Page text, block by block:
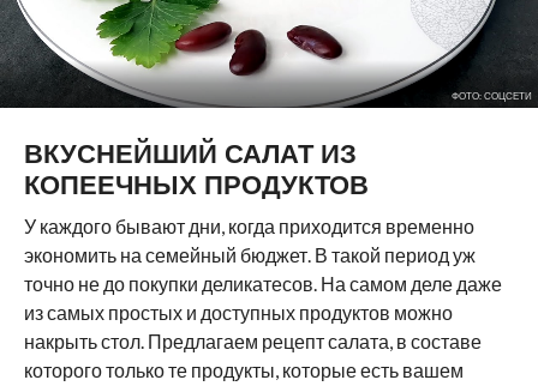
ФОТО: СОЦСЕТИ
ВКУСНЕЙШИЙ САЛАТ ИЗ
КОПЕЕЧНЫХ ПРОДУКТОВ
У каждого бывают дни, когда приходится временно
экономить на семейный бюджет. В такой период уж
точно не до покупки деликатесов. На самом деле даже
из самых простых и доступных продуктов можно
накрыть стол. Предлагаем рецепт салата, в составе
которого только те продукты, которые есть вашем